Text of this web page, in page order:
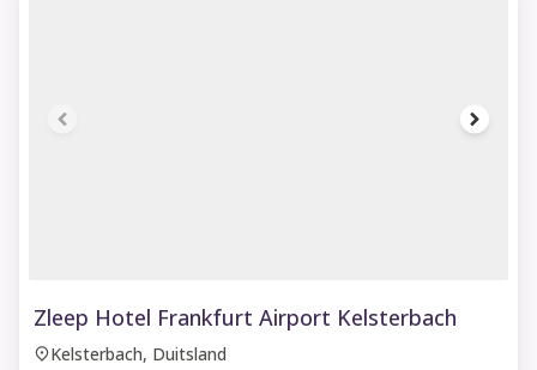
Zleep Hotel Frankfurt Airport Kelsterbach
Kelsterbach, Duitsland